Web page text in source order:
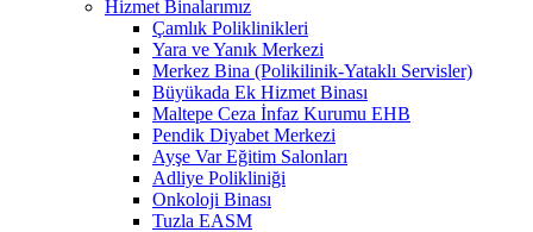
Hizmet Binalarımız
Çamlık Poliklinikleri
Yara ve Yanık Merkezi
Merkez Bina (Polikilinik-Yataklı Servisler)
Büyükada Ek Hizmet Binası
Maltepe Ceza İnfaz Kurumu EHB
Pendik Diyabet Merkezi
Ayşe Var Eğitim Salonları
Adliye Polikliniği
Onkoloji Binası
Tuzla EASM